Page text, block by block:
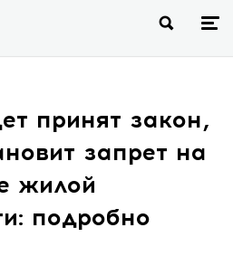
принят закон,
запрет на
жилой
подробно